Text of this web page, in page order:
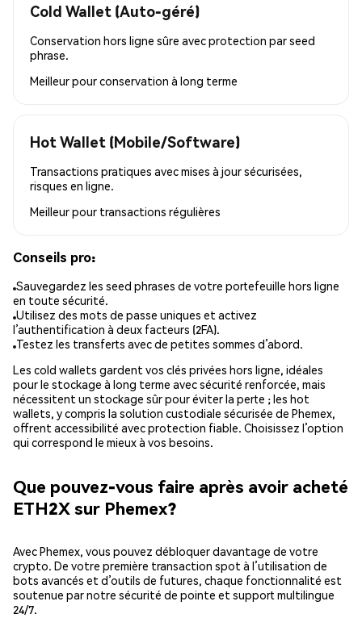
Cold Wallet (Auto-géré)
Conservation hors ligne sûre avec protection par seed
phrase.
Meilleur pourconservation à long terme
Hot Wallet (Mobile/Software)
Transactions pratiques avec mises à jour sécurisées,
risques en ligne.
Meilleur pour transactions régulières
Conseils pro:
Sauvegardez les seed phrases de votre portefeuille hors ligne
en toute sécurité.
Utilisez des mots de passe uniques et activez
l’authentification à deux facteurs (2FA).
Testez les transferts avec de petites sommes d’abord.
Les cold wallets gardent vos clés privées hors ligne, idéales
pour le stockage à long terme avec sécurité renforcée, mais
nécessitent un stockage sûr pour éviter la perte ; les hot
wallets, y compris la solution custodiale sécurisée de Phemex,
offrent accessibilité avec protection fiable. Choisissez l’option
qui correspond le mieux à vos besoins.
Que pouvez-vous faire après avoir acheté
ETH2X sur Phemex?
Avec Phemex, vous pouvez débloquer davantage de votre
crypto. De votre première transaction spot à l’utilisation de
bots avancés et d’outils de futures, chaque fonctionnalité est
soutenue par notre sécurité de pointe et support multilingue
24/7.